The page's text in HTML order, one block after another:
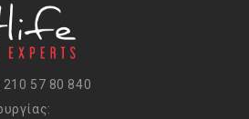
210 57 80 840